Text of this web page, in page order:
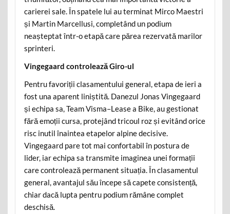
carierei sale. În spatele lui au terminat Mirco Maestri
și Martin Marcellusi, completând un podium
neașteptat într-o etapă care părea rezervată marilor
sprinteri.
Vingegaard controlează Giro-ul
Pentru favoriții clasamentului general, etapa de ieri a
fost una aparent liniștită. Danezul Jonas Vingegaard
și echipa sa, Team Visma–Lease a Bike, au gestionat
fără emoții cursa, protejând tricoul roz și evitând orice
risc inutil înaintea etapelor alpine decisive.
Vingegaard pare tot mai confortabil în postura de
lider, iar echipa sa transmite imaginea unei formații
care controlează permanent situația. În clasamentul
general, avantajul său începe să capete consistență,
chiar dacă lupta pentru podium rămâne complet
deschisă.